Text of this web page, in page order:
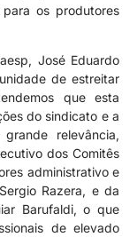
os produtores
José Eduardo
de estreitar
que esta
do sindicato e a
relevância,
dos Comitês
administrativo e
Razera, e da
Barufaldi, o que
de elevado